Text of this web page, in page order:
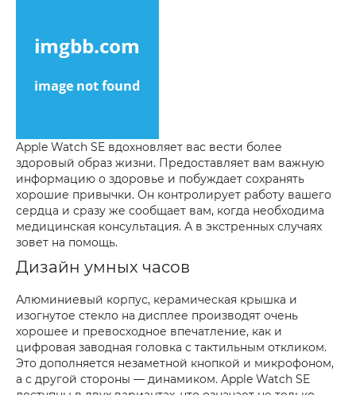
Apple Watch SE вдохновляет вас вести более
здоровый образ жизни. Предоставляет вам важную
информацию о здоровье и побуждает сохранять
хорошие привычки. Он контролирует работу вашего
сердца и сразу же сообщает вам, когда необходима
медицинская консультация. А в экстренных случаях
зовет на помощь.
Дизайн умных часов
Алюминиевый корпус, керамическая крышка и
изогнутое стекло на дисплее производят очень
хорошее и превосходное впечатление, как и
цифровая заводная головка с тактильным откликом.
Это дополняется незаметной кнопкой и микрофоном,
а с другой стороны — динамиком. Apple Watch SE